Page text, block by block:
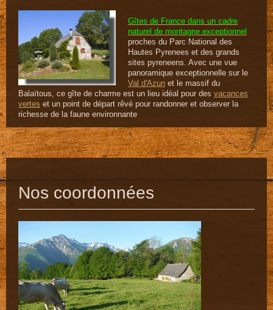
Gîtes de France dans un cadre
naturel de montagne exceptionnel
proches du Parc National des
Hautes Pyrenees et des grands
sites pyreneens. Avec une vue
panoramique exceptionnelle sur le
Val d'Azun et le massif du
Balaïtous, ce gîte de charme est un lieu idéal pour des vacances
vertes et un point de départ rêvé pour randonner et observer la
richesse de la faune environnante
Nos coordonnées